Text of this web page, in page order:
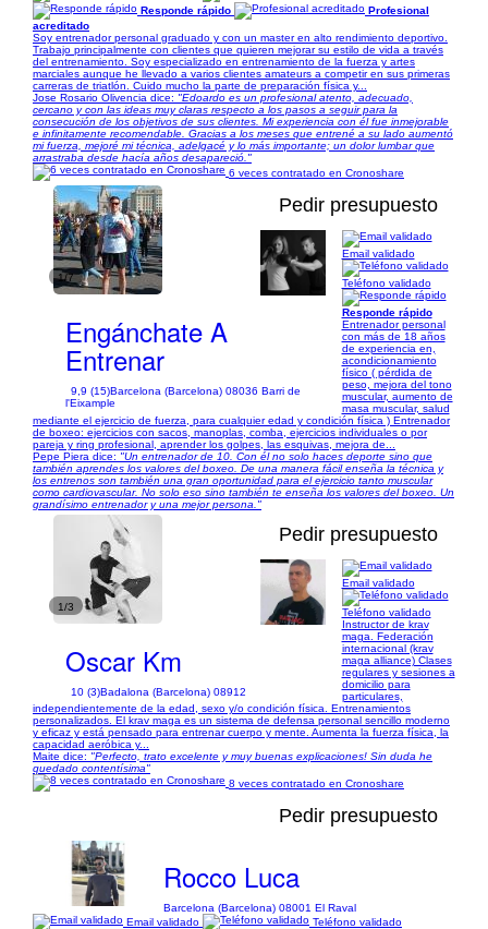
Responde rápido
Profesional
acreditado
Soy entrenador personal graduado y con un master en alto rendimiento deportivo.
Trabajo principalmente con clientes que quieren mejorar su estilo de vida a través
del entrenamiento. Soy especializado en entrenamiento de la fuerza y artes
marciales aunque he llevado a varios clientes amateurs a competir en sus primeras
carreras de triatlón. Cuido mucho la parte de preparación física y...
Jose Rosario Olivencia dice: "Edoardo es un profesional atento, adecuado,
cercano y con las ideas muy claras respecto a los pasos a seguir para la
consecución de los objetivos de sus clientes. Mi experiencia con él fue inmejorable
e infinitamente recomendable. Gracias a los meses que entrené a su lado aumentó
mi fuerza, mejoré mi técnica, adelgacé y lo más importante; un dolor lumbar que
arrastraba desde hacía años desapareció."
6 veces contratado en Cronoshare
1/7
Pedir presupuesto
Engánchate A
Entrenar
9,9 (15)Barcelona (Barcelona) 08036 Barri de
l'Eixample
Email validado
Teléfono validado
Responde rápido
Entrenador personal
con más de 18 años
de experiencia en,
acondicionamiento
físico ( pérdida de
peso, mejora del tono
muscular, aumento de
masa muscular, salud
mediante el ejercicio de fuerza, para cualquier edad y condición física ) Entrenador
de boxeo: ejercicios con sacos, manoplas, comba, ejercicios individuales o por
pareja y ring profesional, aprender los golpes, las esquivas, mejora de...
Pepe Piera dice: "Un entrenador de 10. Con él no solo haces deporte sino que
también aprendes los valores del boxeo. De una manera fácil enseña la técnica y
los entrenos son también una gran oportunidad para el ejercicio tanto muscular
como cardiovascular. No solo eso sino también te enseña los valores del boxeo. Un
grandísimo entrenador y una mejor persona."
1/3
Pedir presupuesto
Oscar Km
10 (3)Badalona (Barcelona) 08912
Email validado
Teléfono validado
Instructor de krav
maga. Federación
internacional (krav
maga alliance) Clases
regulares y sesiones a
domicilio para
particulares,
independientemente de la edad, sexo y/o condición física. Entrenamientos
personalizados. El krav maga es un sistema de defensa personal sencillo moderno
y eficaz y está pensado para entrenar cuerpo y mente. Aumenta la fuerza física, la
capacidad aeróbica y...
Maite dice: "Perfecto, trato excelente y muy buenas explicaciones! Sin duda he
quedado contentísima"
8 veces contratado en Cronoshare
Pedir presupuesto
Rocco Luca
Barcelona (Barcelona) 08001 El Raval
Email validado
Teléfono validado